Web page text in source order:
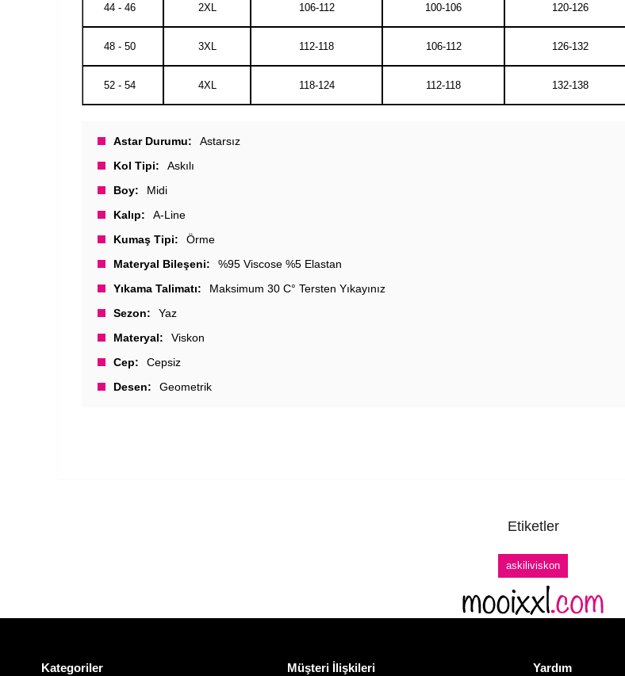
44 - 46 2XL 106-112 100-106 120-126
48 - 50 3XL 112-118 106-112 126-132
52 - 54 4XL 118-124 112-118 132-138
Astar Durumu
Astarsız
Kol Tipi
Askılı
Boy
Midi
Kalıp
A-Line
Kumaş Tipi
Örme
Materyal Bileşeni
%95 Viscose %5 Elastan
Yıkama Talimatı
Maksimum 30 C° Tersten Yıkayınız
Sezon
Yaz
Materyal
Viskon
Cep
Cepsiz
Desen
Geometrik
Etiketler
askiliviskon
Kategoriler Müşteri İlişkileri Yardım